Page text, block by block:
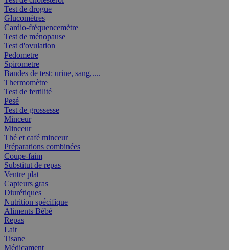
Test de drogue
Glucomètres
Cardio-fréquencemètre
Test de ménopause
Test d'ovulation
Pedometre
Spirometre
Bandes de test: urine, sang,....
Thermomètre
Test de fertilité
Pesé
Test de grossesse
Minceur
Minceur
Thé et café minceur
Préparations combinées
Coupe-faim
Substitut de repas
Ventre plat
Capteurs gras
Diurétiques
Nutrition spécifique
Aliments Bébé
Repas
Lait
Tisane
Médicament